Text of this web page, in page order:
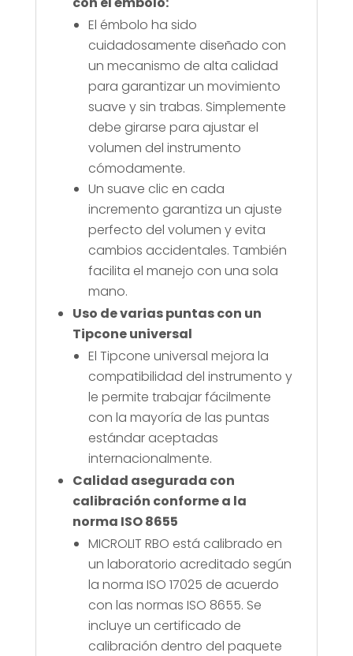
El émbolo ha sido
cuidadosamente diseñado con
un mecanismo de alta calidad
para garantizar un movimiento
suave y sin trabas. Simplemente
debe girarse para ajustar el
volumen del instrumento
cómodamente.
Un suave clic en cada
incremento garantiza un ajuste
perfecto del volumen y evita
cambios accidentales. También
facilita el manejo con una sola
mano.
Uso de varias puntas con un
Tipcone universal
El Tipcone universal mejora la
compatibilidad del instrumento y
le permite trabajar fácilmente
con la mayoría de las puntas
estándar aceptadas
internacionalmente.
Calidad asegurada con
calibración conforme a la
norma ISO 8655
MICROLIT RBO está calibrado en
un laboratorio acreditado según
la norma ISO 17025 de acuerdo
con las normas ISO 8655. Se
incluye un certificado de
calibración dentro del paquete